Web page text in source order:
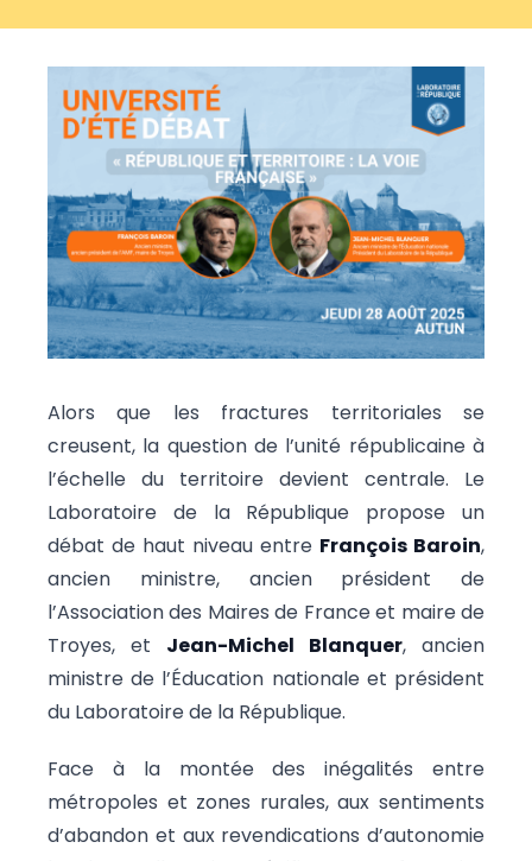
Alors que les fractures territoriales se
creusent, la question de l’unité républicaine à
l’échelle du territoire devient centrale. Le
Laboratoire de la République propose un
débat de haut niveau entre François Baroin,
ancien ministre, ancien président de
l’Association des Maires de France et maire de
Troyes, et Jean-Michel Blanquer, ancien
ministre de l’Éducation nationale et président
du Laboratoire de la République.
Face à la montée des inégalités entre
métropoles et zones rurales, aux sentiments
d’abandon et aux revendications d’autonomie